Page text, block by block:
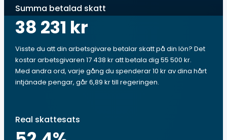
Summa betalad skatt
38 231 kr
Visste du att din arbetsgivare betalar skatt på din lön? Det
kostar arbetsgivaren 17 438 kr att betala dig 55 500 kr.
Med andra ord, varje gång du spenderar 10 kr av dina hårt
intjänade pengar, går 6,89 kr till regeringen.
Real skattesats